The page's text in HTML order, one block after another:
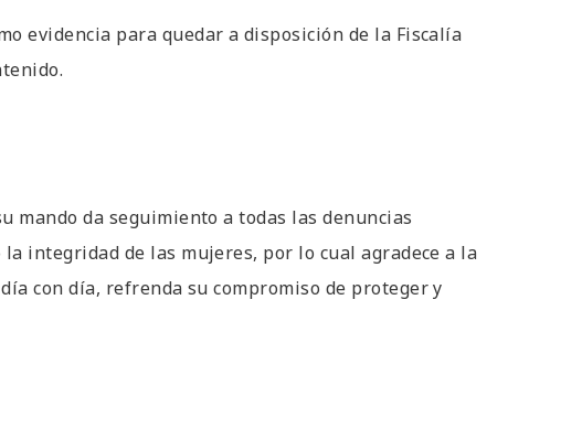
evidencia para quedar a disposición de la Fiscalía
mando da seguimiento a todas las denuncias
integridad de las mujeres, por lo cual agradece a la
con día, refrenda su compromiso de proteger y